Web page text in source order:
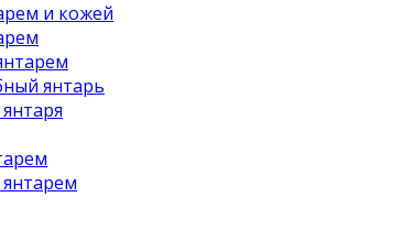
и кожей
янтарь